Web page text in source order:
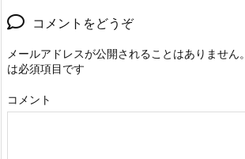
コメントをどうぞ
メールアドレスが公開されることはありません。
は必須項目です
コメント